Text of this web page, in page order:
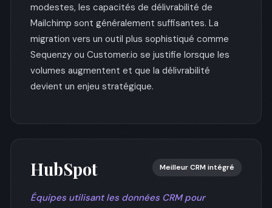
modestes, les capacités de délivrabilité de
Mailchimp sont généralement suffisantes. La
migration vers un outil plus sophistiqué comme
Sequenzy ou Customer.io se justifie lorsque les
volumes augmentent et que la délivrabilité
devient un enjeu stratégique.
HubSpot Meilleur CRM intégré
Équipes utilisant les données CRM pour